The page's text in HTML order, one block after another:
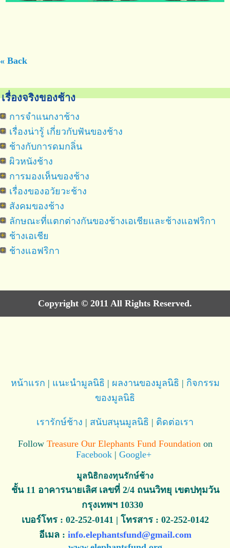
« Back
เรื่องจริงของช้าง
การจำแนกงาช้าง
เรื่องน่ารู้ เกี่ยวกับฟันของช้าง
ช้างกับการดมกลิ่น
ผิวหนังช้าง
การมองเห็นของช้าง
เรื่องของอวัยวะช้าง
สังคมของช้าง
ลักษณะที่แตกต่างกันของช้างเอเชียและช้างแอฟริกา
ช้างเอเชีย
ช้างแอฟริกา
Copyright © 2011 All Rights Reserved.
หน้าแรก | แนะนำมูลนิธิ | ผลงานของมูลนิธิ | กิจกรรม
ของมูลนิธิ
เรารักษ์ช้าง | สนับสนุนมูลนิธิ | ติดต่อเรา
FollowTreasure Our Elephants Fund Foundation on
Facebook | Google+
มูลนิธิกองทุนรักษ์ช้าง
ชั้น 11 อาคารนายเลิศ เลขที่ 2/4 ถนนวิทยุ เขตปทุมวัน
กรุงเทพฯ 10330
เบอร์โทร : 02-252-0141 | โทรสาร : 02-252-0142
อีเมล : info.elephantsfund@gmail.com